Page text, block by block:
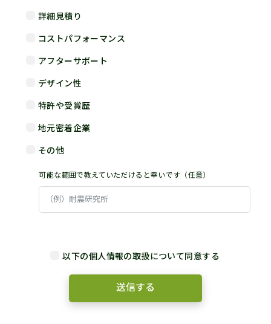
詳細見積り
コストパフォーマンス
アフターサポート
デザイン性
特許や受賞歴
地元密着企業
その他
可能な範囲で教えていただけると幸いです（任意）
以下の個人情報の取扱について同意する